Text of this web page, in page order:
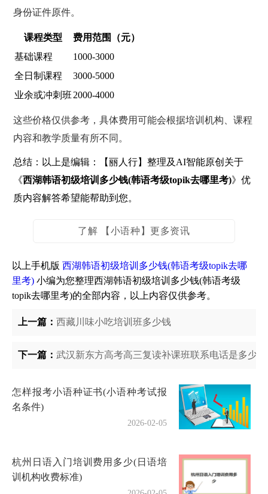
身份证件原件。
课程类型
费用范围（元）
基础课程
1000-3000
全日制课程
3000-5000
业余或冲刺班 2000-4000
这些价格仅供参考，具体费用可能会根据培训机构、课程
内容和教学质量有所不同。
总结：以上是编辑：【丽人行】整理及AI智能原创关于
《西湖韩语初级培训多少钱(韩语考级topik去哪里考)》优
质内容解答希望能帮助到您。
了解 【小语种】更多资讯
以上手机版 西湖韩语初级培训多少钱(韩语考级topik去哪
里考) 小编为您整理西湖韩语初级培训多少钱(韩语考级
topik去哪里考)的全部内容，以上内容仅供参考。
上一篇： 西藏川味小吃培训班多少钱
下一篇： 武汉新东方高考高三复读补课班联系电话是多少(
怎样报考小语种证书(小语种考试报
名条件)
2026-02-05
杭州日语入门培训费用多少(日语培
训机构收费标准)